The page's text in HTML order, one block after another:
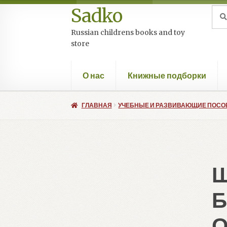
Перейти
к
навигации
Перейти
к
содержимому
Sadko
Russian childrens books and toy
store
О нас Книжные подборки
ГЛАВНАЯ УЧЕБНЫЕ И РАЗВИВАЮЩИЕ